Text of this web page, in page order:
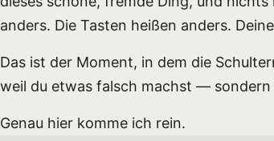
anders. Die Tasten heißen anders.
Das ist der Moment, in dem die
weil du etwas falsch machst — sondern
Genau hier komme ich rein.